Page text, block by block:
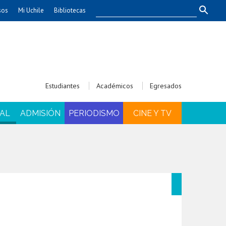
Economía y Negocios
Gobierno
Mi Uchile Bibliotecas
Estudiantes Académicos Egresados
ADMISIÓN PERIODISMO CINE Y TV